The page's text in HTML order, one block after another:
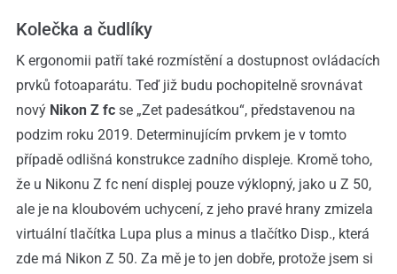
Kolečka a čudlíky
K ergonomii patří také rozmístění a dostupnost ovládacích
prvků fotoaparátu. Teď již budu pochopitelně srovnávat
nový Nikon Z fc se „Zet padesátkou“, představenou na
podzim roku 2019. Determinujícím prvkem je v tomto
případě odlišná konstrukce zadního displeje. Kromě toho,
že u Nikonu Z fc není displej pouze výklopný, jako u Z 50,
ale je na kloubovém uchycení, z jeho pravé hrany zmizela
virtuální tlačítka Lupa plus a minus a tlačítko Disp., která
zde má Nikon Z 50. Za mě je to jen dobře, protože jsem si